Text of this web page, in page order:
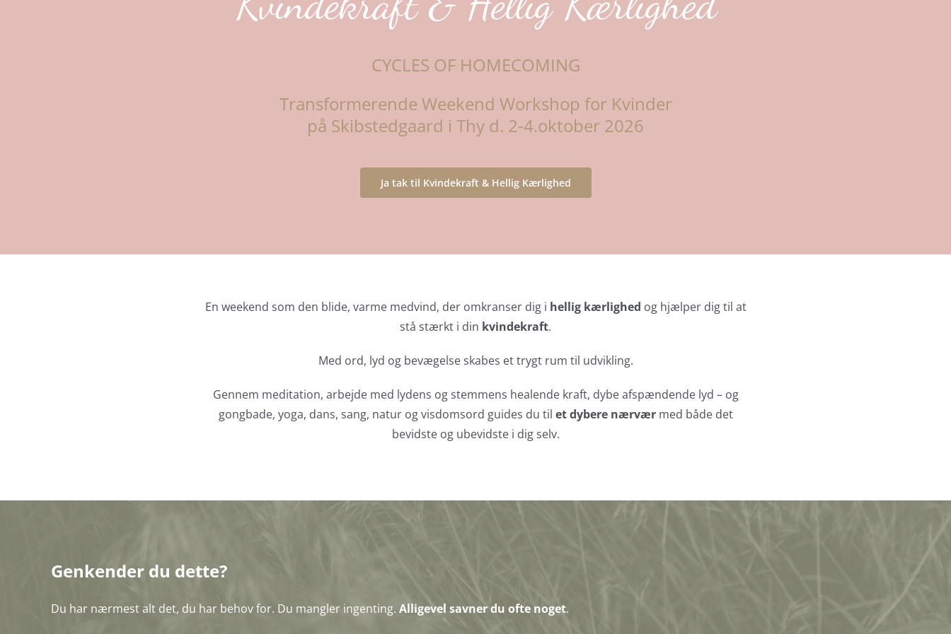
CYCLES OF HOMECOMING
Transformerende Weekend Workshop for Kvinder
på Skibstedgaard i Thy d. 2-4.oktober 2026
Ja tak til Kvindekraft & Hellig Kærlighed
En weekend som den blide, varme medvind, der omkranser dig i hellig kærlighed og hjælper dig til at
stå stærkt i din kvindekraft.
Med ord, lyd og bevægelse skabes et trygt rum til udvikling.
Gennem meditation, arbejde med lydens og stemmens healende kraft, dybe afspændende lyd – og
gongbade, yoga, dans, sang, natur og visdomsord guides du til et dybere nærværmed både det
bevidste og ubevidste i dig selv.
Genkender du dette?
Du har nærmest alt det, du har behov for. Du mangler ingenting. Alligevel savner du ofte noget.